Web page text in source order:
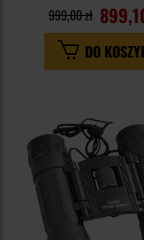
999,00 zł
DO